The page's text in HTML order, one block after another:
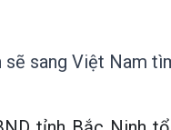
sẽ sang Việt Nam